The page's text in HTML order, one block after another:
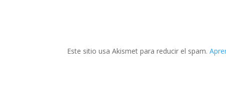
Este sitio usa Akismet para reducir el spam.